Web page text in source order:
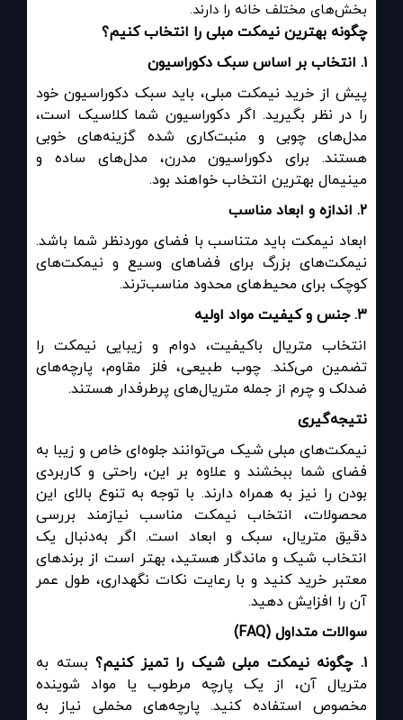
بخش‌های مختلف خانه را دارند.
چگونه بهترین نیمکت مبلی را انتخاب کنیم؟
۱. انتخاب بر اساس سبک دکوراسیون
پیش از خرید نیمکت مبلی، باید سبک دکوراسیون خود
را در نظر بگیرید. اگر دکوراسیون شما کلاسیک است،
مدل‌های چوبی و منبت‌کاری شده گزینه‌های خوبی
هستند. برای دکوراسیون مدرن، مدل‌های ساده و
مینیمال بهترین انتخاب خواهند بود.
۲. اندازه و ابعاد مناسب
ابعاد نیمکت باید متناسب با فضای موردنظر شما باشد.
نیمکت‌های بزرگ برای فضاهای وسیع و نیمکت‌های
کوچک برای محیط‌های محدود مناسب‌ترند.
۳.جنس و کیفیت مواد اولیه
انتخاب متریال باکیفیت، دوام و زیبایی نیمکت را
تضمین می‌کند. چوب طبیعی، فلز مقاوم، پارچه‌های
ضدلک و چرم از جمله متریال‌های پرطرفدار هستند.
نتیجه‌گیری
نیمکت‌های مبلی شیک می‌توانند جلوه‌ای خاص و زیبا به
فضای شما ببخشند و علاوه بر این، راحتی و کاربردی
بودن را نیز به همراه دارند. با توجه به تنوع بالای این
محصولات، انتخاب نیمکت مناسب نیازمند بررسی
دقیق متریال، سبک و ابعاد است. اگر به‌دنبال یک
انتخاب شیک و ماندگار هستید، بهتر است از برندهای
معتبر خرید کنید و با رعایت نکات نگهداری، طول عمر
آن را افزایش دهید.
سوالات متداول (FAQ)
۱.چگونه نیمکت مبلی شیک را تمیز کنیم؟ بسته به
متریال آن، از یک پارچه مرطوب یا مواد شوینده
مخصوص استفاده کنید. پارچه‌های مخملی نیاز به